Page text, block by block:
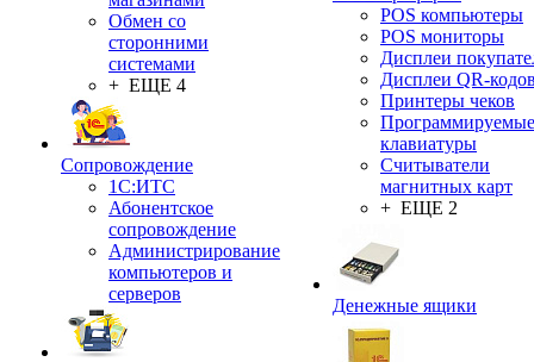
Обмен со
сторонними
системами
+ ЕЩЕ 4
Сопровождение
1C:ИТС
Абонентское
сопровождение
Администрирование
компьютеров и
серверов
POS компьютеры
POS мониторы
Дисплеи
Дисплеи QR-
Принтеры чеков
Программируемые
клавиатуры
Считыватели
магнитных карт
+ ЕЩЕ 2
Денежные ящики